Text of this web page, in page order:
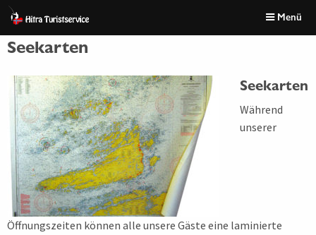
Skip
content
Font
size
tip
Menü
Seekarten
Seekarten
Während
unserer
Öffnungszeiten können alle unsere Gäste eine laminierte